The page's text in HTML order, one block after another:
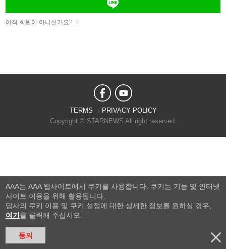
아직 회원이 아니신가요?
TERMS
PRIVACY POLICY
Copyright © STARNEWS All right reserved.
AAA는 AAA 웹사이트에서 쿠키를 사용합니다. 쿠키는 기능 및 인터넷
사이트 이용을 위해 활용됩니다.
당사의 쿠키 이용 및 쿠키 설정에 대한 상세한 정보를 원하실 경우,
여기 를 클릭해 주십시오.
동의